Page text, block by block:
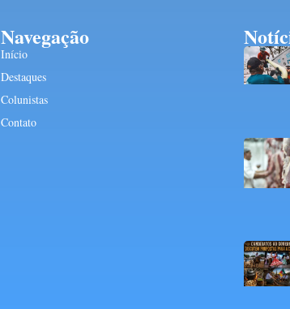
Navegação
Início
Destaques
Colunistas
Contato